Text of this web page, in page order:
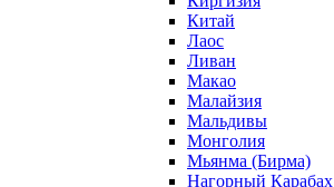
Китай
Лаос
Ливан
Макао
Малайзия
Мальдивы
Монголия
Мьянма (Бирма)
Нагорный Карабах